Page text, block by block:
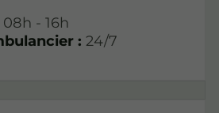
08h - 16h
: 24/7